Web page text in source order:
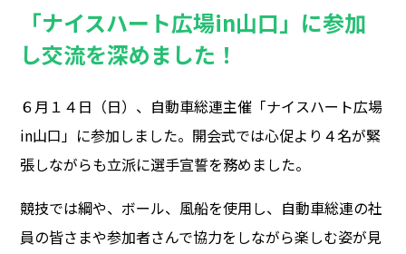
「ナイスハート広場in山口」に参加
し交流を深めました！
６月１４日（日）、自動車総連主催「ナイスハート広場
in山口」に参加しました。開会式では心促より４名が緊
張しながらも立派に選手宣誓を務めました。
競技では綱や、ボール、風船を使用し、自動車総連の社
員の皆さまや参加者さんで協力をしながら楽しむ姿が見